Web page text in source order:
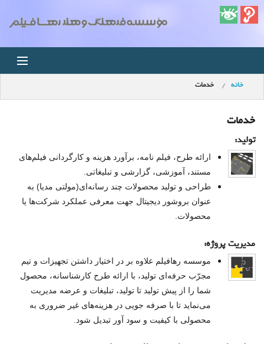
خانه
اخبار
استودیو
فروشگاه
مجله ویدئویی
کودک
درباره ما
سبد خرید شما خالی است
خانه خدمات
خدمات
تولید:
ارائه طرح، فیلم نامه، برآورد هزینه و کارگردانی فیلم‌های
مستند، آموزشی، گزارشی و تبلیغاتی.
طراحی و تولید محصولات چند رسانه‌ای(مولتی‌ مدیا) به
عنوان بروشور دیجیتال جهت معرفی‌ عملکرد شرکت‌ها یا
محصولات.
مدیریت پروژه:
موسسه رها‌فیلم علاوه بر در اختیار داشتن تجهیزات و تیم
مجرّب حرفه‌ای تولید، با ارائه طرح کارشناسانه، محصول
شما را از پیش تولید تا تولید، تبلیغات و عرضه مدیریت
می‌‌نماید تا با صرفه جویی‌ در هزینه‌های غیر ضروری به
محصولی با کیفیت و سود آور تبدیل شود.